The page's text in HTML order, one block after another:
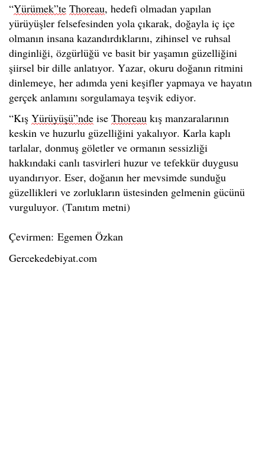
“Yürümek”te Thoreau, hedefi olmadan yapılan
yürüyüşler felsefesinden yola çıkarak, doğayla iç içe
olmanın insana kazandırdıklarını, zihinsel ve ruhsal
dinginliği, özgürlüğü ve basit bir yaşamın güzelliğini
şiirsel bir dille anlatıyor. Yazar, okuru doğanın ritmini
dinlemeye, her adımda yeni keşifler yapmaya ve hayatın
gerçek anlamını sorgulamaya teşvik ediyor.
“Kış Yürüyüşü”nde ise Thoreau kış manzaralarının
keskin ve huzurlu güzelliğini yakalıyor. Karla kaplı
tarlalar, donmuş göletler ve ormanın sessizliği
hakkındaki canlı tasvirleri huzur ve tefekkür duygusu
uyandırıyor. Eser, doğanın her mevsimde sunduğu
güzellikleri ve zorlukların üstesinden gelmenin gücünü
vurguluyor. (Tanıtım metni)
Çevirmen: Egemen Özkan
Gercekedebiyat.com